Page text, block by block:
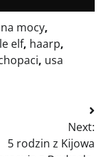
mocy,
elf, haarp,
, usa
Next:
5 rodzin z Kijowa